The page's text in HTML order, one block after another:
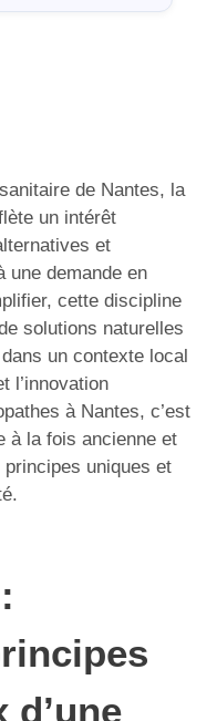
de Nantes, la
un intérêt
et
une demande en
cette discipline
solutions naturelles
un contexte local
l’innovation
à Nantes, c’est
à la fois ancienne et
uniques et
d’une